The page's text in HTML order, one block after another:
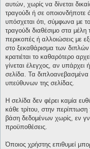
αυτών, χωρίς να δίνεται
τραγούδι ή σε οποιονδήποτε
υπόσχεται ότι, σύμφωνα με
τραγούδι διαθέσιμο στα
περικοπές ή αλλοιώσεις με
στο ξεκαθάρισμα των διπλών
κρατιέται το καθαρότερο
γίνεται έλεγχος, αν
σελίδα. Τα
υπεύθυνων της σελίδας.
Η σελίδα δεν φέρει καμία
κάθε τρίτου, στην
βάση δεδομένων χωρίς, εν
προϋποθέσεις.
Όποιος χρήστης επιθυμεί